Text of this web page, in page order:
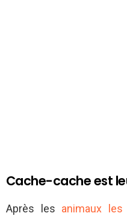
Cache-cache est
Après les animaux